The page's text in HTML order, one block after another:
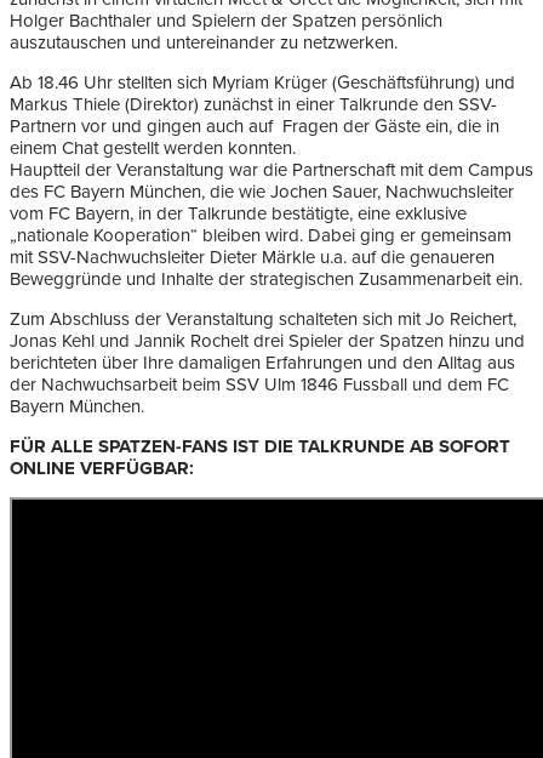
Holger Bachthaler und Spielern der Spatzen persönlich
auszutauschen und untereinander zu netzwerken.
Ab 18.46 Uhr stellten sich Myriam Krüger (Geschäftsführung) und
Markus Thiele (Direktor) zunächst in einer Talkrunde den SSV-
Partnern vor und gingen auch auf Fragen der Gäste ein, die in
einem Chat gestellt werden konnten.
Hauptteil der Veranstaltung war die Partnerschaft mit dem Campus
des FC Bayern München, die wie Jochen Sauer, Nachwuchsleiter
vom FC Bayern, in der Talkrunde bestätigte, eine exklusive
„nationale Kooperation“ bleiben wird. Dabei ging er gemeinsam
mit SSV-Nachwuchsleiter Dieter Märkle u.a. auf die genaueren
Beweggründe und Inhalte der strategischen Zusammenarbeit ein.
Zum Abschluss der Veranstaltung schalteten sich mit Jo Reichert,
Jonas Kehl und Jannik Rochelt drei Spieler der Spatzen hinzu und
berichteten über Ihre damaligen Erfahrungen und den Alltag aus
der Nachwuchsarbeit beim SSV Ulm 1846 Fussball und dem FC
Bayern München.
FÜR ALLE SPATZEN-FANS IST DIE TALKRUNDE AB SOFORT
ONLINE VERFÜGBAR: